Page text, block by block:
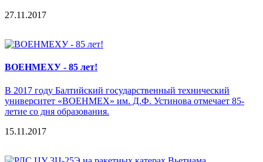
27.11.2017
ВОЕНМЕХУ - 85 лет!
В 2017 году Балтийский государственный технический
университет «ВОЕНМЕХ» им. Д.Ф. Устинова отмечает 85-
летие со дня образования.
15.11.2017